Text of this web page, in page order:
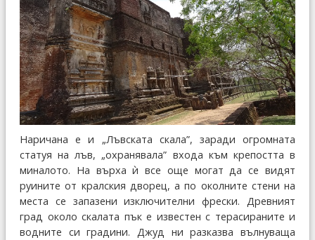
Наричана е и „Лъвската скала”, заради огромната
статуя на лъв, „охранявала” входа към крепостта в
миналото. На върха ѝ все още могат да се видят
руините от кралския дворец, а по околните стени на
места се запазени изключителни фрески. Древният
град около скалата пък е известен с терасираните и
водните си градини. Джуд ни разказва вълнуваща